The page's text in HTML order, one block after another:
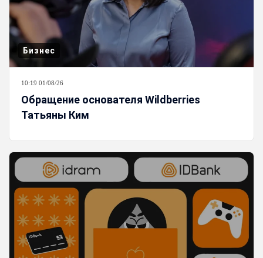
Бизнес
10:19 01/08/26
Обращение основателя Wildberries
Татьяны Ким